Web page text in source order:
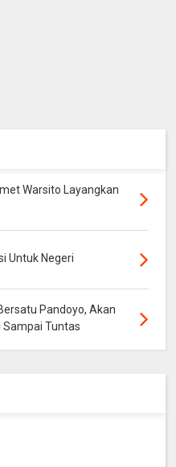
Warsito Layangkan
Untuk Negeri
Pandoyo, Akan
Sampai Tuntas